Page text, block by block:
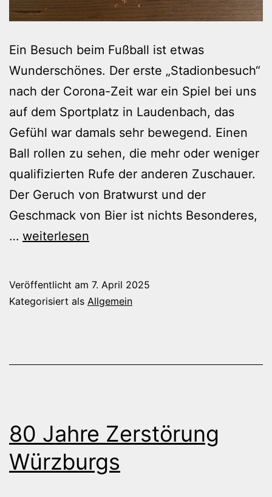
Ein Besuch beim Fußball ist etwas
Wunderschönes. Der erste „Stadionbesuch“
nach der Corona-Zeit war ein Spiel bei uns
auf dem Sportplatz in Laudenbach, das
Gefühl war damals sehr bewegend. Einen
Ball rollen zu sehen, die mehr oder weniger
qualifizierten Rufe der anderen Zuschauer.
Der Geruch von Bratwurst und der
Geschmack von Bier ist nichts Besonderes,
… A-
und
Champions
weiterlesen
Veröffentlicht am 7. April 2025
Kategorisiert als Allgemein
80 Jahre Zerstörung
Würzburgs